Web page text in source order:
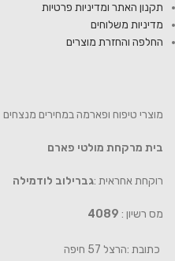
תקנון האתר ומדיניות פרטיות
מדיניות משלוחים
החלפה והחזרת מוצרים
מוצרי טיפוח ופארמה במחירים מנצחים
בית מרקחת מולטי פארם
רוקחת אחראית :גברילוב לודמילה
מס רשיון : 4089
כתובת :הרצל 57 חיפה